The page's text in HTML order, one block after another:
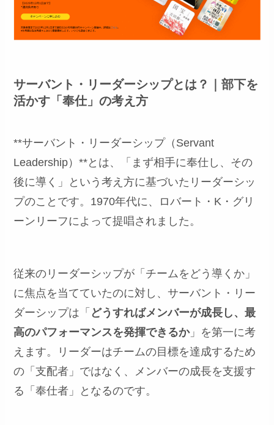
サーバント・リーダーシップとは？｜部下を
活かす「奉仕」の考え方
**サーバント・リーダーシップ（Servant
Leadership）**とは、「まず相手に奉仕し、その
後に導く」という考え方に基づいたリーダーシッ
プのことです。1970年代に、ロバート・K・グリ
ーンリーフによって提唱されました。
従来のリーダーシップが「チームをどう導くか」
に焦点を当てていたのに対し、サーバント・リー
ダーシップは「 どうすればメンバーが成長し、最
高のパフォーマンスを発揮できるか」を第一に考
えます。リーダーはチームの目標を達成するため
の「支配者」ではなく、メンバーの成長を支援す
る「奉仕者」となるのです。